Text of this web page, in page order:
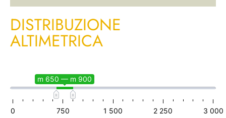
DISTRIBUZIONE
ALTIMETRICA
m 650 — m 900
0 750 1 500 2 250 3 000